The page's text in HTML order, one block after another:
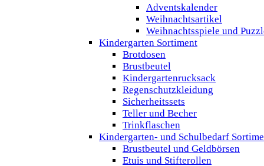
Adventskalender
Weihnachtsartikel
Weihnachtsspiele und
Kindergarten Sortiment
Brotdosen
Brustbeutel
Kindergartenrucksack
Regenschutzkleidung
Sicherheitssets
Teller und Becher
Trinkflaschen
Kindergarten- und Schulbedarf
Brustbeutel und Geldbörsen
Etuis und Stifterollen